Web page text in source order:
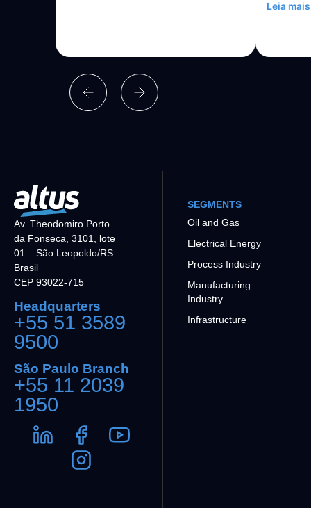
Leia mais
Av. Theodomiro Porto
da Fonseca, 3101, lote
01 – São Leopoldo/RS –
Brasil
CEP 93022-715
Headquarters
+55 51 3589
9500
São Paulo Branch
+55 11 2039
1950
SEGMENTS
Oil and Gas
Electrical Energy
Process Industry
Manufacturing
Industry
Infrastructure